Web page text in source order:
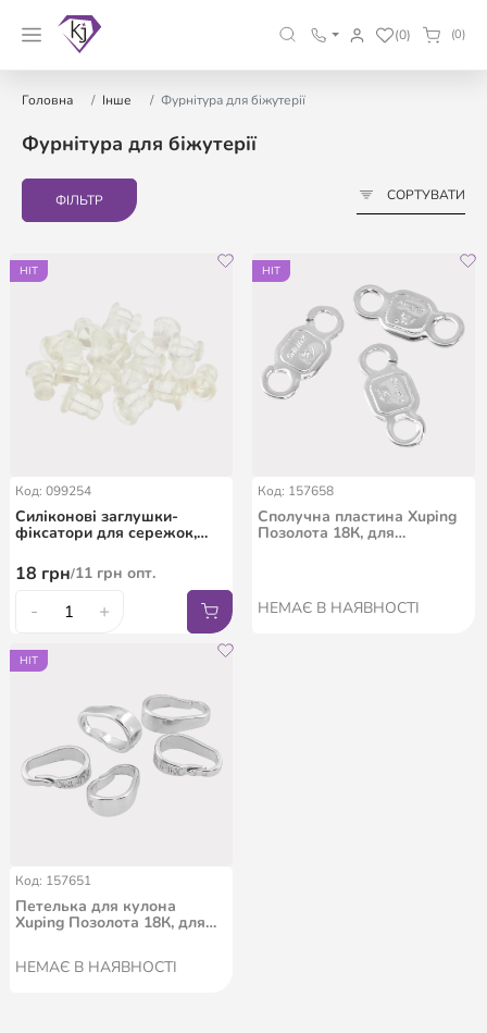
(0) (0)
Головна Інше Фурнітура для біжутерії
Фурнітура для біжутерії
ФІЛЬТР СОРТУВАТИ
HIT
Код: 099254
Силіконові заглушки-
фіксатори для сережок,
упаковці 10пар (20шт)
18 грн/11 грн опт.
- +
HIT
Код: 157658
Сполучна пластина Xuping
Позолота 18К, для
НЕМАЄ В НАЯВНОСТІ
HIT
Код: 157651
Петелька для кулона
Xuping Позолота 18К, для
НЕМАЄ В НАЯВНОСТІ